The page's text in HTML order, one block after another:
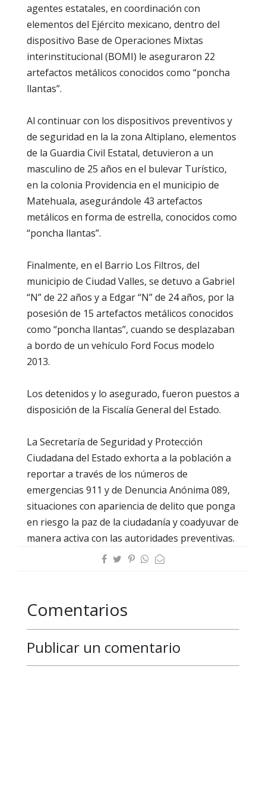
agentes estatales, en coordinación con
elementos del Ejército mexicano, dentro del
dispositivo Base de Operaciones Mixtas
interinstitucional (BOMI) le aseguraron 22
artefactos metálicos conocidos como “poncha
llantas”.
Al continuar con los dispositivos preventivos y
de seguridad en la la zona Altiplano, elementos
de la Guardia Civil Estatal, detuvieron a un
masculino de 25 años en el bulevar Turístico,
en la colonia Providencia en el municipio de
Matehuala, asegurándole 43 artefactos
metálicos en forma de estrella, conocidos como
“poncha llantas”.
Finalmente, en el Barrio Los Filtros, del
municipio de Ciudad Valles, se detuvo a Gabriel
“N” de 22 años y a Edgar “N” de 24 años, por la
posesión de 15 artefactos metálicos conocidos
como “poncha llantas”, cuando se desplazaban
a bordo de un vehículo Ford Focus modelo
2013.
Los detenidos y lo asegurado, fueron puestos a
disposición de la Fiscalía General del Estado.
La Secretaría de Seguridad y Protección
Ciudadana del Estado exhorta a la población a
reportar a través de los números de
emergencias 911 y de Denuncia Anónima 089,
situaciones con apariencia de delito que ponga
en riesgo la paz de la ciudadanía y coadyuvar de
manera activa con las autoridades preventivas.
Comentarios
Publicar un comentario